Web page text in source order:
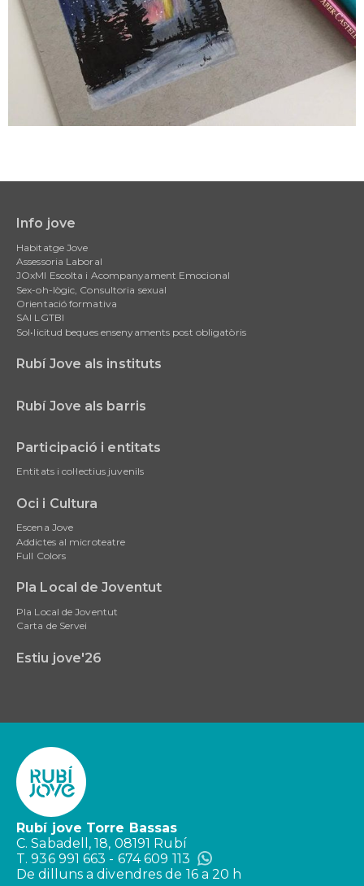
navigation
Info jove
Habitatge Jove
Assessoria Laboral
JOxMI Escolta i Acompanyament Emocional
Sex-oh-lògic, Consultoria sexual
Orientació formativa
SAI LGTBI
Sol•licitud beques ensenyaments post obligatòris
Rubí Jove als instituts
Rubí Jove als barris
Participació i entitats
Entitats i col·lectius juvenils
Oci i Cultura
Escena Jove
Addictes al microteatre
Full Colors
Pla Local de Joventut
Pla Local de Joventut
Carta de Servei
Estiu jove'26
Rubí jove Torre Bassas
C. Sabadell, 18, 08191 Rubí
T. 936 991 663 - 674 609 113
De dilluns a divendres de 16 a 20 h